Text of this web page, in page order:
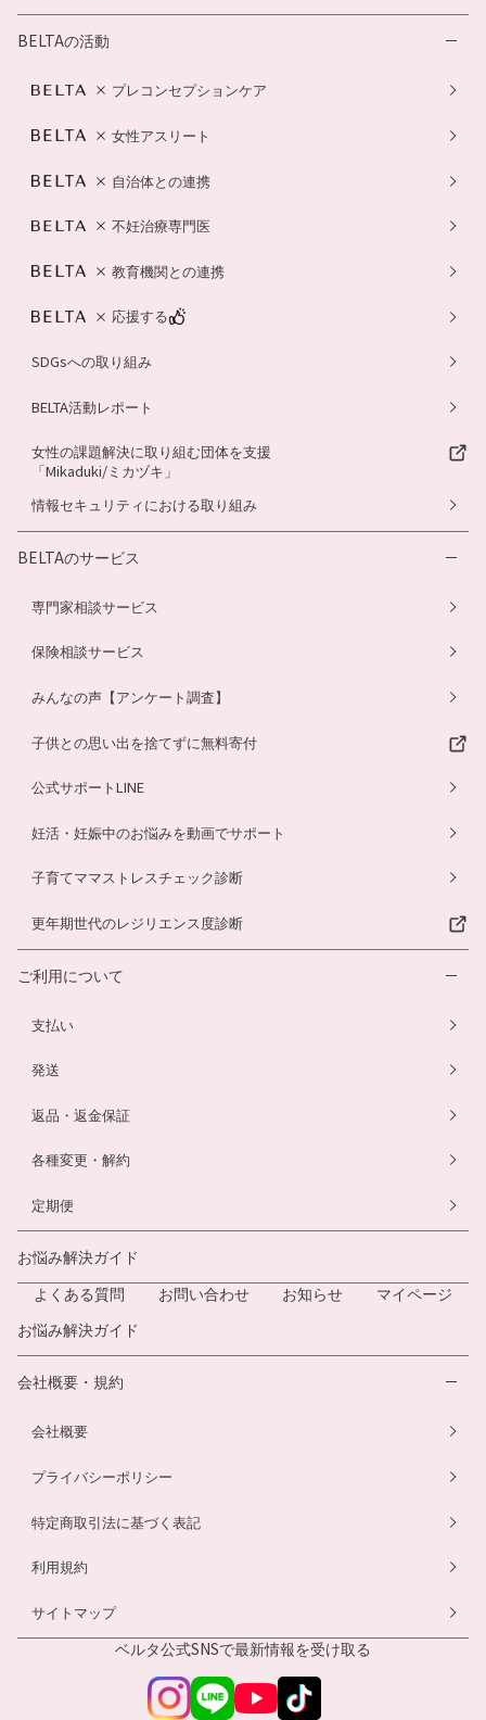
BELTAの活動
プレコンセプションケア
女性アスリート
自治体との連携
不妊治療専門医
教育機関との連携
応援する
SDGsへの取り組み
BELTA活動レポート
女性の課題解決に取り組む団体を支援
「Mikaduki/ミカヅキ」
情報セキュリティにおける取り組み
BELTAのサービス
専門家相談サービス
保険相談サービス
みんなの声【アンケート調査】
子供との思い出を捨てずに無料寄付
公式サポートLINE
妊活・妊娠中のお悩みを動画でサポート
子育てママストレスチェック診断
更年期世代のレジリエンス度診断
ご利用について
支払い
発送
返品・返金保証
各種変更・解約
定期便
お悩み解決ガイド
よくある質問
お問い合わせ お知らせ
マイページ
お悩み解決ガイド
会社概要・規約
会社概要
プライバシーポリシー
特定商取引法に基づく表記
利用規約
サイトマップ
ベルタ公式SNSで最新情報を受け取る